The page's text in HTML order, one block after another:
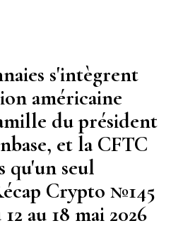
s'intègrent
américaine
du président
et la CFTC
qu'un seul
Crypto №145
au 18 mai 2026